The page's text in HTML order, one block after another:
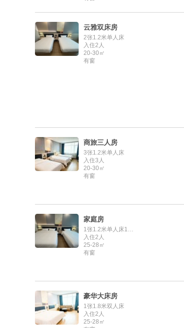
云雅双床房
2张1.2米单人床
入住2人
20-30㎡
有窗
商旅三人房
3张1.2米单人床
入住3人
20-30㎡
有窗
家庭房
1张1.2米单人床1张1.8米双人床
入住2人
25-28㎡
有窗
豪华大床房
1张1.8米双人床
入住2人
25-28㎡